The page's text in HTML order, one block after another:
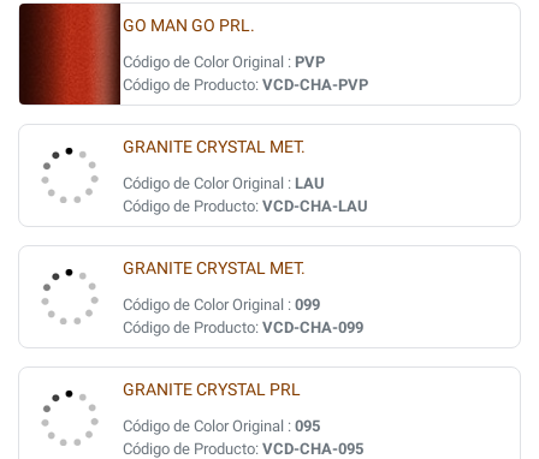
GO MAN GO PRL.
Código de Color Original : PVP
Código de Producto: VCD-CHA-PVP
GRANITE CRYSTAL MET.
Código de Color Original : LAU
Código de Producto: VCD-CHA-LAU
GRANITE CRYSTAL MET.
Código de Color Original : 099
Código de Producto: VCD-CHA-099
GRANITE CRYSTAL PRL
Código de Color Original : 095
Código de Producto: VCD-CHA-095